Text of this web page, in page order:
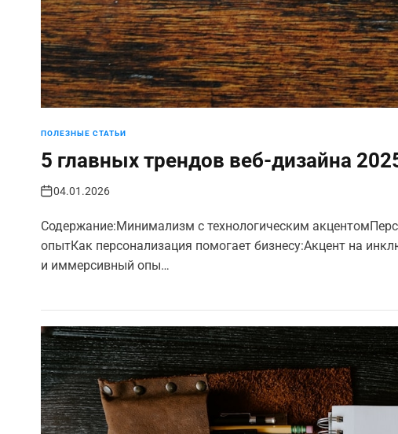
ПОЛЕЗНЫЕ СТАТЬИ
5 главных трендов веб-дизайна
04.01.2026
Содержание:Минимализм с технологическим
опытКак персонализация помогает бизнесу:Акцент на
и иммерсивный опы…